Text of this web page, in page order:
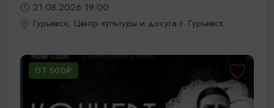
21.08.2026 19:00
Гурьевск, Центр культуры и досуга г. Гурьевск
ОТ 500₽